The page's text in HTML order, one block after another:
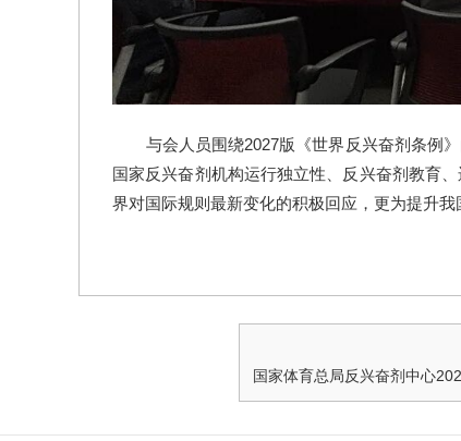
与会人员围绕2027版《世界反兴奋剂条例
国家反兴奋剂机构运行独立性、反兴奋剂教育
界对国际规则最新变化的积极回应，更为提升